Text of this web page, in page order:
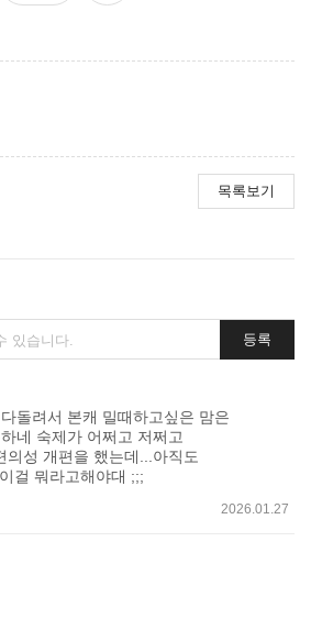
목록보기
등록
돌려서 본캐 밀때하고싶은 맘은
네 숙제가 어쩌고 저쩌고
의성 개편을 했는데...아직도
걸 뭐라고해야대 ;;;
2026.01.27